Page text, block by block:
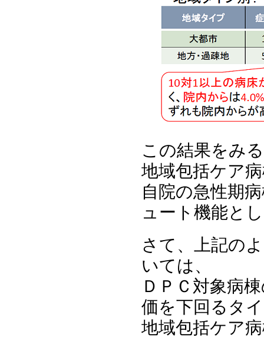
この結果をみ
地域包括ケア
自院の急性期
ュート機能と
さて、上記の
いては、
ＤＰＣ対象病
価を下回るタ
地域包括ケア